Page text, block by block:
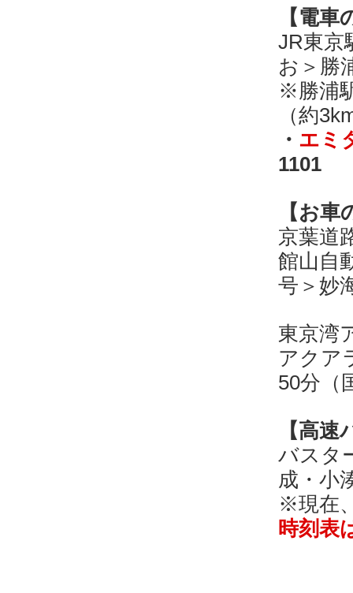
【電車
JR東京
お＞勝
※勝浦
（約
・ エミ
1101
【お車
京葉道
館山自
号＞妙
東京湾
アクア
50分（
【高
バスタ
成・小
※現在
時刻表